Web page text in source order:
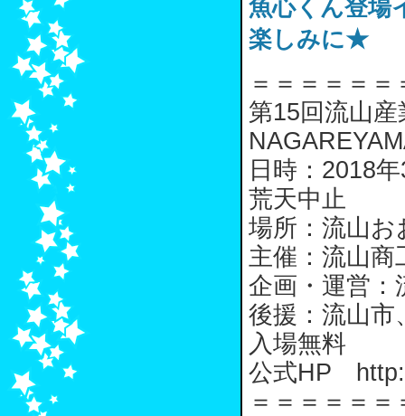
魚心くん登場
楽しみに★
＝＝＝＝＝
第15回流山
日時：2018
荒天中止
場所：流山お
主催：流山商
企画・運営：
後援：流山市
入場無料
公式HP
＝＝＝＝＝